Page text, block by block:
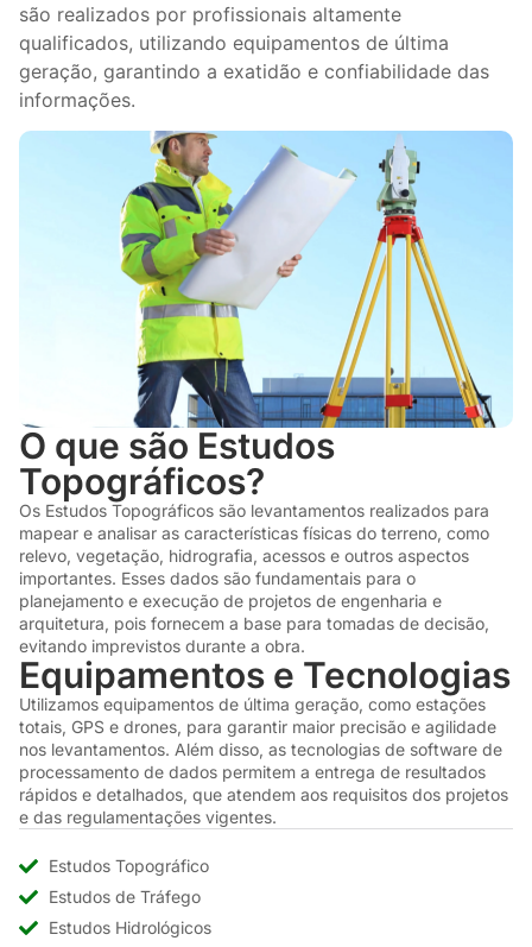
são realizados por profissionais altamente
qualificados, utilizando equipamentos de última
geração, garantindo a exatidão e confiabilidade das
informações.
O que são Estudos
Topográficos?
Os Estudos Topográficos são levantamentos realizados para
mapear e analisar as características físicas do terreno, como
relevo, vegetação, hidrografia, acessos e outros aspectos
importantes. Esses dados são fundamentais para o
planejamento e execução de projetos de engenharia e
arquitetura, pois fornecem a base para tomadas de decisão,
evitando imprevistos durante a obra.
Equipamentos e Tecnologias
Utilizamos equipamentos de última geração, como estações
totais, GPS e drones, para garantir maior precisão e agilidade
nos levantamentos. Além disso, as tecnologias de software de
processamento de dados permitem a entrega de resultados
rápidos e detalhados, que atendem aos requisitos dos projetos
e das regulamentações vigentes.
Estudos Topográfico
Estudos de Tráfego
Estudos Hidrológicos